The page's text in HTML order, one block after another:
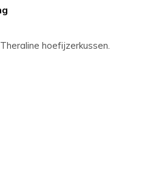
hoefijzerkussen.